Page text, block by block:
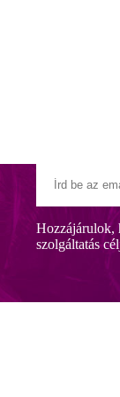
az óvárostól,
Hozzájárulok,
szolgáltatás